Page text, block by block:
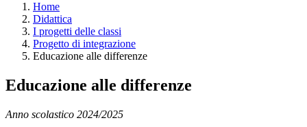
Home
Didattica
I progetti delle classi
Progetto di integrazione
Educazione alle differenze
Educazione alle differenze
Anno scolastico 2024/2025